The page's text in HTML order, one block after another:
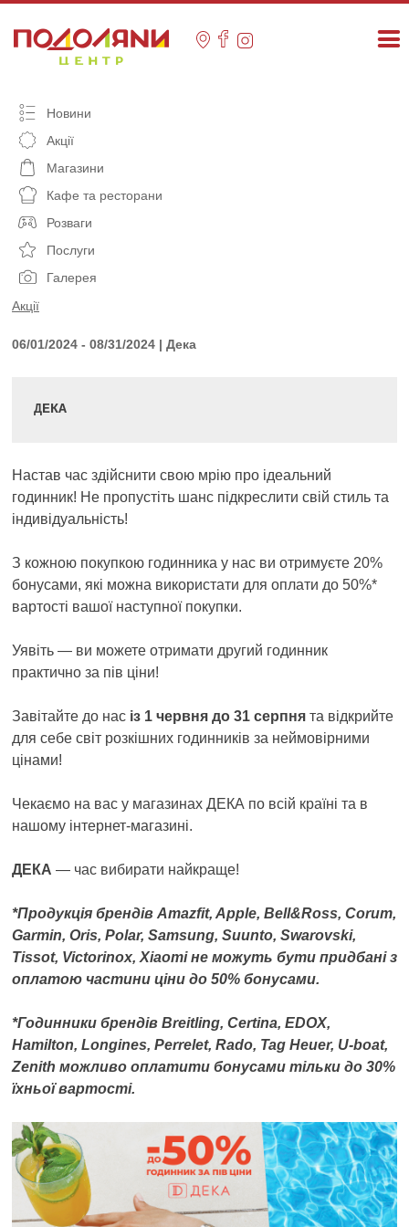
content
Новини
Акції
Магазини
Кафе та ресторани
Розваги
Послуги
Галерея
Акції
06/01/2024 - 08/31/2024 | Дека
ДЕКА
Настав час здійснити свою мрію про ідеальний
годинник! Не пропустіть шанс підкреслити свій стиль та
індивідуальність!
З кожною покупкою годинника у нас ви отримуєте 20%
бонусами, які можна використати для оплати до 50%*
вартості вашої наступної покупки.
Уявіть — ви можете отримати другий годинник
практично за пів ціни!
Завітайте до нас із 1 червня до 31 серпня та відкрийте
для себе світ розкішних годинників за неймовірними
цінами!
Чекаємо на вас у магазинах ДЕКА по всій країні та в
нашому інтернет-магазині.
ДЕКА — час вибирати найкраще!
*Продукція брендів Amazfit, Apple, Bell&Ross, Corum,
Garmin, Oris, Polar, Samsung, Suunto, Swarovski,
Tissot, Victorinox, Xiaomi не можуть бути придбані з
оплатою частини ціни до 50% бонусами.
*Годинники брендів Breitling, Certina, EDOX,
Hamilton, Longines, Perrelet, Rado, Tag Heuer, U-boat,
Zenith можливо оплатити бонусами тільки до 30%
їхньої вартості.